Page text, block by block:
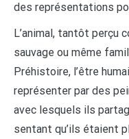
des représentations
L’animal, tantôt perçu
sauvage ou même
Préhistoire, l’être
représenter par des
avec lesquels ils
sentant qu’ils étaient